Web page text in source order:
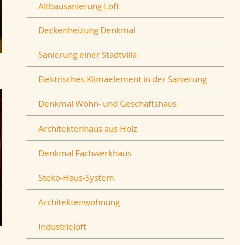
Altbausanierung Loft
Deckenheizung Denkmal
Sanierung einer Stadtvilla
Elektrisches Klimaelement in der Sanierung
Denkmal Wohn- und Geschäftshaus
Architektenhaus aus Holz
Denkmal Fachwerkhaus
Steko-Haus-System
Architektenwohnung
Industrieloft